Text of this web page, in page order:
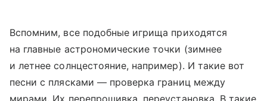
Вспомним, все подобные игрища приходятся
на главные астрономические точки (зимнее
и летнее солнцестояние, например). И такие вот
песни с плясками — проверка границ между